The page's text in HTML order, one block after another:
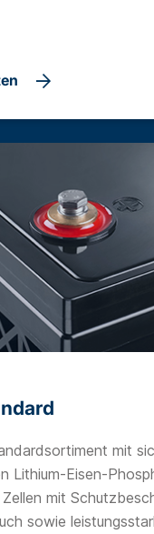
mit
Lithium-Eisen-
mit
sowie